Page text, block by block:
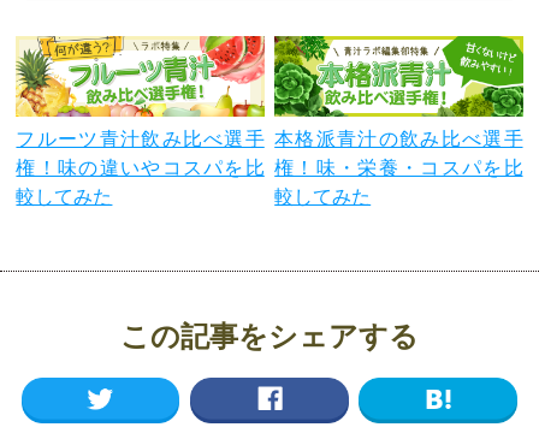
フルーツ青汁飲み比べ選手
権！味の違いやコスパを比
較してみた
本格派青汁の飲み比べ選手
権！味・栄養・コスパを比
較してみた
この記事をシェアする